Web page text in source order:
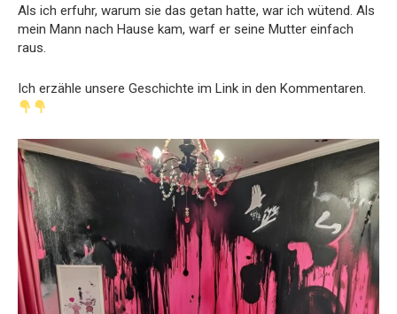
Als ich erfuhr, warum sie das getan hatte, war ich wütend. Als
mein Mann nach Hause kam, warf er seine Mutter einfach
raus.
Ich erzähle unsere Geschichte im Link in den Kommentaren.